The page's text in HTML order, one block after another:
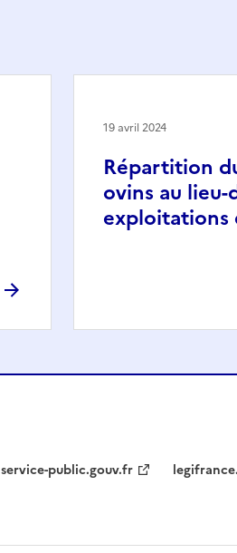
Répartition
ovins au lieu-
exploitations
19 avril 2024
service-public.gouv.fr